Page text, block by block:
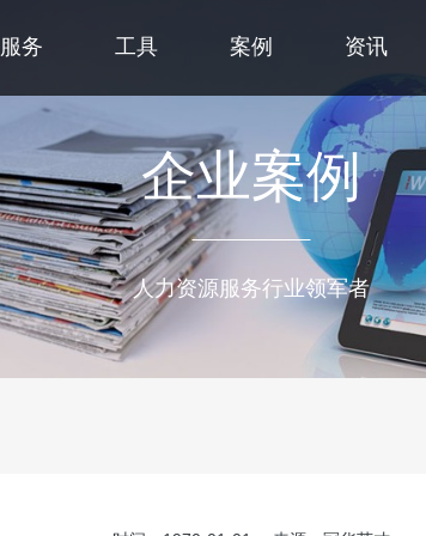
服务 工具 案例 资讯
企业案例
人力资源服务行业领军者